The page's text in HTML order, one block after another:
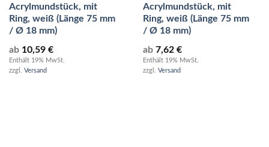
Acrylmundstück, mit
Ring, weiß (Länge 75 mm
/ Ø 18 mm)
ab 10,59 €
Enthält 19% MwSt.
zzgl. Versand
Acrylmundstück, mit
Ring, weiß (Länge 75 mm
/ Ø 18 mm)
ab 7,62 €
Enthält 19% MwSt.
zzgl. Versand